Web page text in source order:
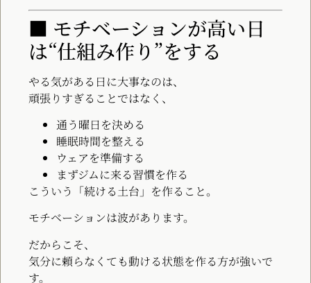
■ モチベーションが高い日
は“仕組み作り”をする
やる気がある日に大事なのは、
頑張りすぎることではなく、
通う曜日を決める
睡眠時間を整える
ウェアを準備する
まずジムに来る習慣を作る
こういう「続ける土台」を作ること。
モチベーションは波があります。
だからこそ、
気分に頼らなくても動ける状態を作る方が強いで
す。